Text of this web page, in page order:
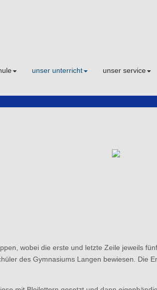
unser unterricht unser service
wobei die erste und letzte Zeile jeweils
des Gymnasiums Langen bewiesen. Die